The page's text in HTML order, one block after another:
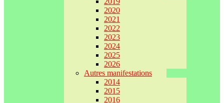
2020
2021
2022
2023
2024
2025
2026
Autres manifestations
2014
2015
2016